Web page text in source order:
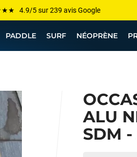
grandes marques sont chez Funway
-75% de remise sur le windsurf, wingfoil,
prix garanti — Moins cher ailleurs ? On
PADDLE SURF NÉOPRÈNE
ALU
SDM -